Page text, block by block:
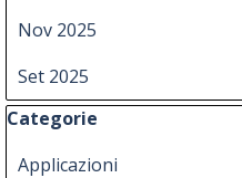
Nov 2025
Set 2025
Salta blocco Categorie
Categorie
Applicazioni